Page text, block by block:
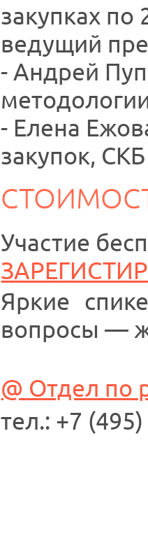
закупках
ведущий
- Андрей
- Елена
закупок,
Участие
Яркие
вопросы —
@ Отдел по
тел.: +7